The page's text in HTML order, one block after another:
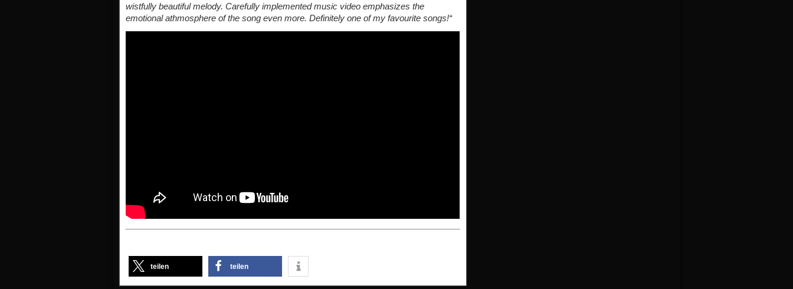
wistfully beautiful melody. Carefully implemented music video emphasizes the
emotional athmosphere of the song even more. Definitely one of my favourite songs!“
teilen teilen